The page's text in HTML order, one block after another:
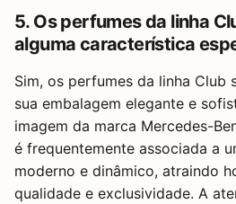
5. Os perfumes da linha
alguma característica
Sim, os perfumes da linha Club
sua embalagem elegante e
imagem da marca Mercedes-
é frequentemente associada a
moderno e dinâmico, atraindo
qualidade e exclusividade. A